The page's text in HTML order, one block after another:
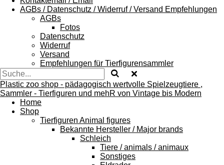
AGBs / Datenschutz / Widerruf / Versand Empfehlungen
AGBs
Fotos
Datenschutz
Widerruf
Versand
Empfehlungen für Tierfigurensammler
Plastic zoo shop - pädagogisch wertvolle Spielzeugtiere ,
Sammler - Tierfiguren und mehR von Vintage bis Modern
Home
Shop
Tierfiguren Animal figures
Bekannte Hersteller / Major brands
Schleich
Tiere / animals / animaux
Sonstiges